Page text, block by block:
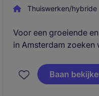
Thuiswerken/hybride
Voor een groeiende
in Amsterdam zoeken
optimaliseren van de
rol werk je nauw
Baan